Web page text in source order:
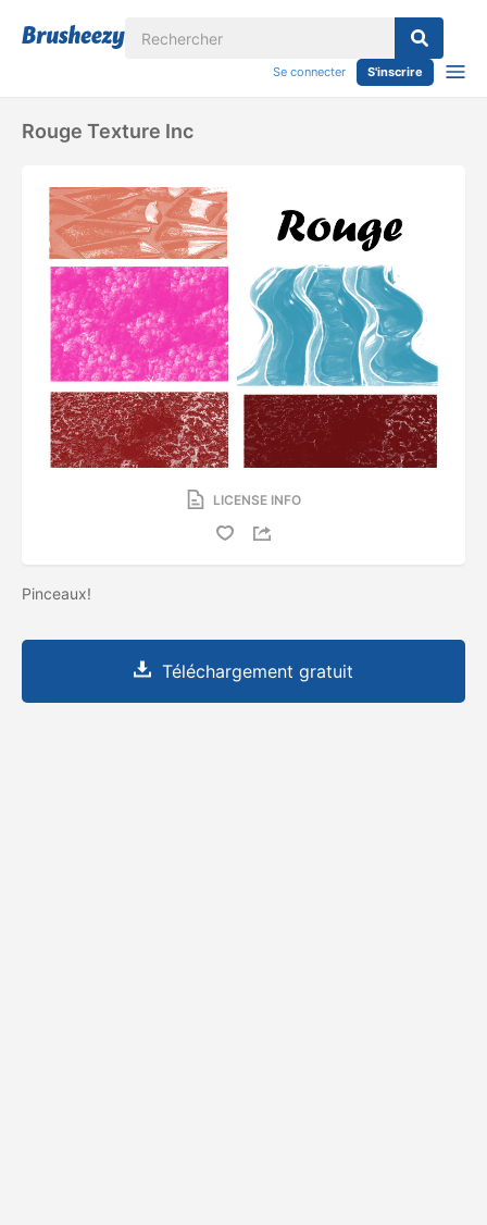
Se connecter S'inscrire
Rouge Texture Inc
LICENSE INFO
Pinceaux!
Téléchargement gratuit